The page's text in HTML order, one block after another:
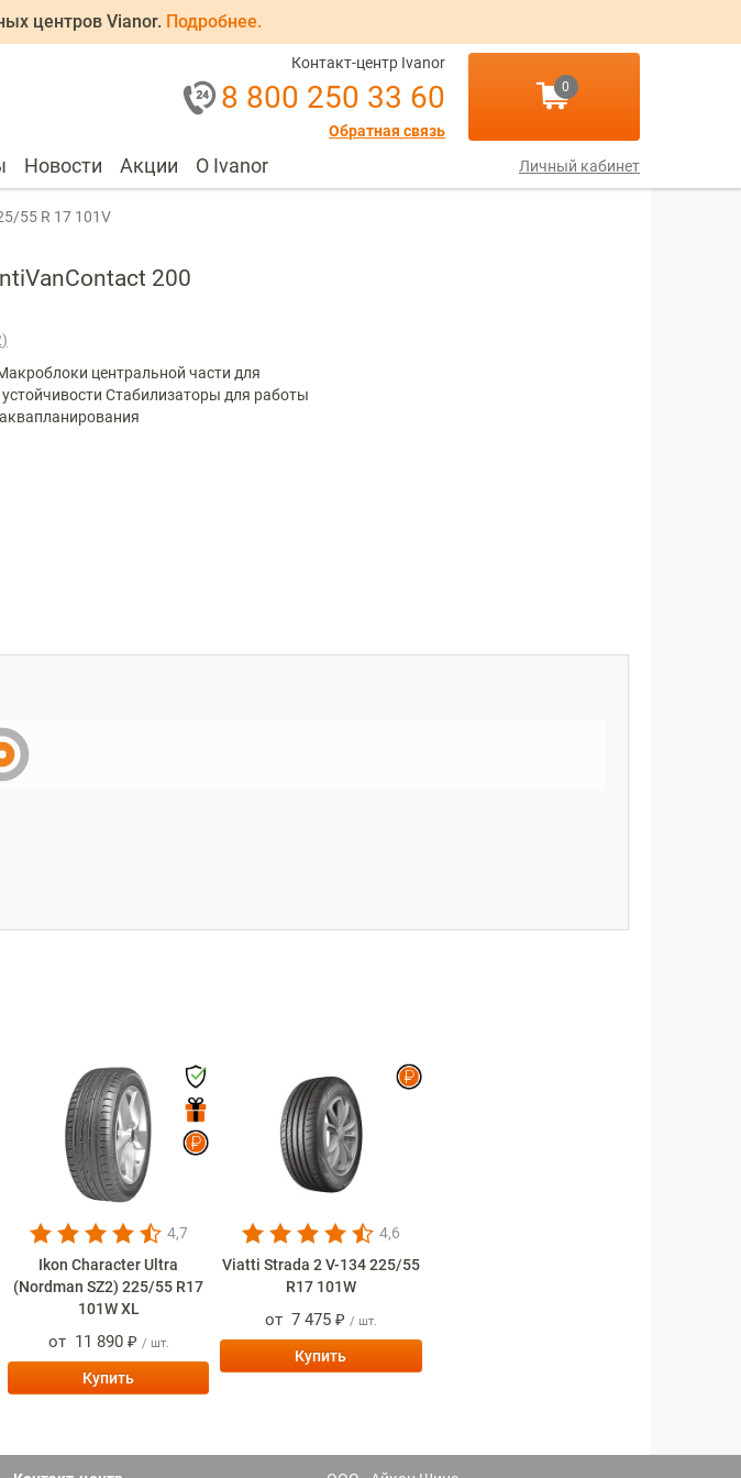
центров Vianor. Подробнее.
Контакт-центр Ivanor
8 800 250 33 60
Обратная связь
0
Новости Акции О Ivanor Личный кабинет
55 R 17 101V
200
)
центральной части для
Стабилизаторы для работы
4,7
Ikon Character Ultra
(Nordman SZ2) 225/55 R17
101W XL
от 11 890 ₽ / шт.
Купить
4,6
Viatti Strada 2 V-134 225/55
R17 101W
от 7 475 ₽ / шт.
Купить